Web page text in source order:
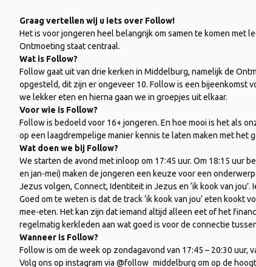
Graag vertellen wij u iets over Follow!
Het is voor jongeren heel belangrijk om samen te komen met
Ontmoeting staat centraal.
Wat is Follow?
Follow gaat uit van drie kerken in Middelburg, namelijk de
opgesteld, dit zijn er ongeveer 10. Follow is een bijeenkomst
we lekker eten en hierna gaan we in groepjes uit elkaar.
Voor wie is Follow?
Follow is bedoeld voor 16+ jongeren. En hoe mooi is het als
op een laagdrempelige manier kennis te laten maken met het
Wat doen we bij Follow?
We starten de avond met inloop om 17:45 uur. Om 18:15 uur
en jan-mei) maken de jongeren een keuze voor een
Jezus volgen, Connect, Identiteit in Jezus en ‘ik kook van
Goed om te weten is dat de track ‘ik kook van jou’ eten
mee-eten. Het kan zijn dat iemand altijd alleen eet of het
regelmatig kerkleden aan wat goed is voor de connectie
Wanneer is Follow?
Follow is om de week op zondagavond van 17:45 – 20:30 uur,
Volg ons op instagram via @follow_middelburg om op de